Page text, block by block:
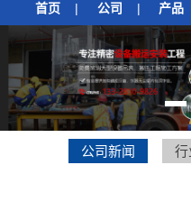
首页 | 公司 | 产品
1
公司新闻 行